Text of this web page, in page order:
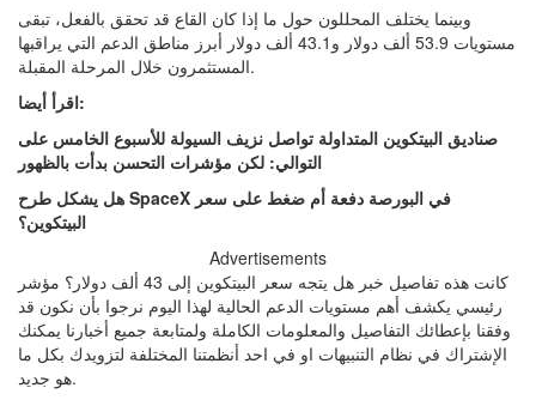
وبينما يختلف المحللون حول ما إذا كان القاع قد تحقق بالفعل، تبقى
مستويات 53.9 ألف دولار و43.1 ألف دولار أبرز مناطق الدعم التي يراقبها
المستثمرون خلال المرحلة المقبلة.
اقرأ أيضا:
صناديق البيتكوين المتداولة تواصل نزيف السيولة للأسبوع الخامس على
التوالي: لكن مؤشرات التحسن بدأت بالظهور
هل يشكل طرح SpaceX في البورصة دفعة أم ضغط على سعر
البيتكوين؟
Advertisements
كانت هذه تفاصيل خبر هل يتجه سعر البيتكوين إلى 43 ألف دولار؟ مؤشر
رئيسي يكشف أهم مستويات الدعم الحالية لهذا اليوم نرجوا بأن نكون قد
وفقنا بإعطائك التفاصيل والمعلومات الكاملة ولمتابعة جميع أخبارنا يمكنك
الإشتراك في نظام التنبيهات او في احد أنظمتنا المختلفة لتزويدك بكل ما
هو جديد.